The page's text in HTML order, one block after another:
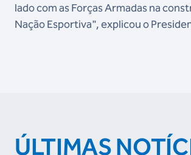
lado com as Forças Armadas na
Nação Esportiva", explicou o
ÚLTIMAS